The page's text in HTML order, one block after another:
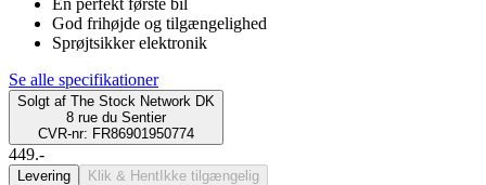
God frihøjde og tilgængelighed
Sprøjtsikker elektronik
Se alle specifikationer
Solgt af The Stock Network DK
8 rue du Sentier
CVR-nr: FR86901950774
449.-
Levering Klik & Hent Ikke tilgængelig